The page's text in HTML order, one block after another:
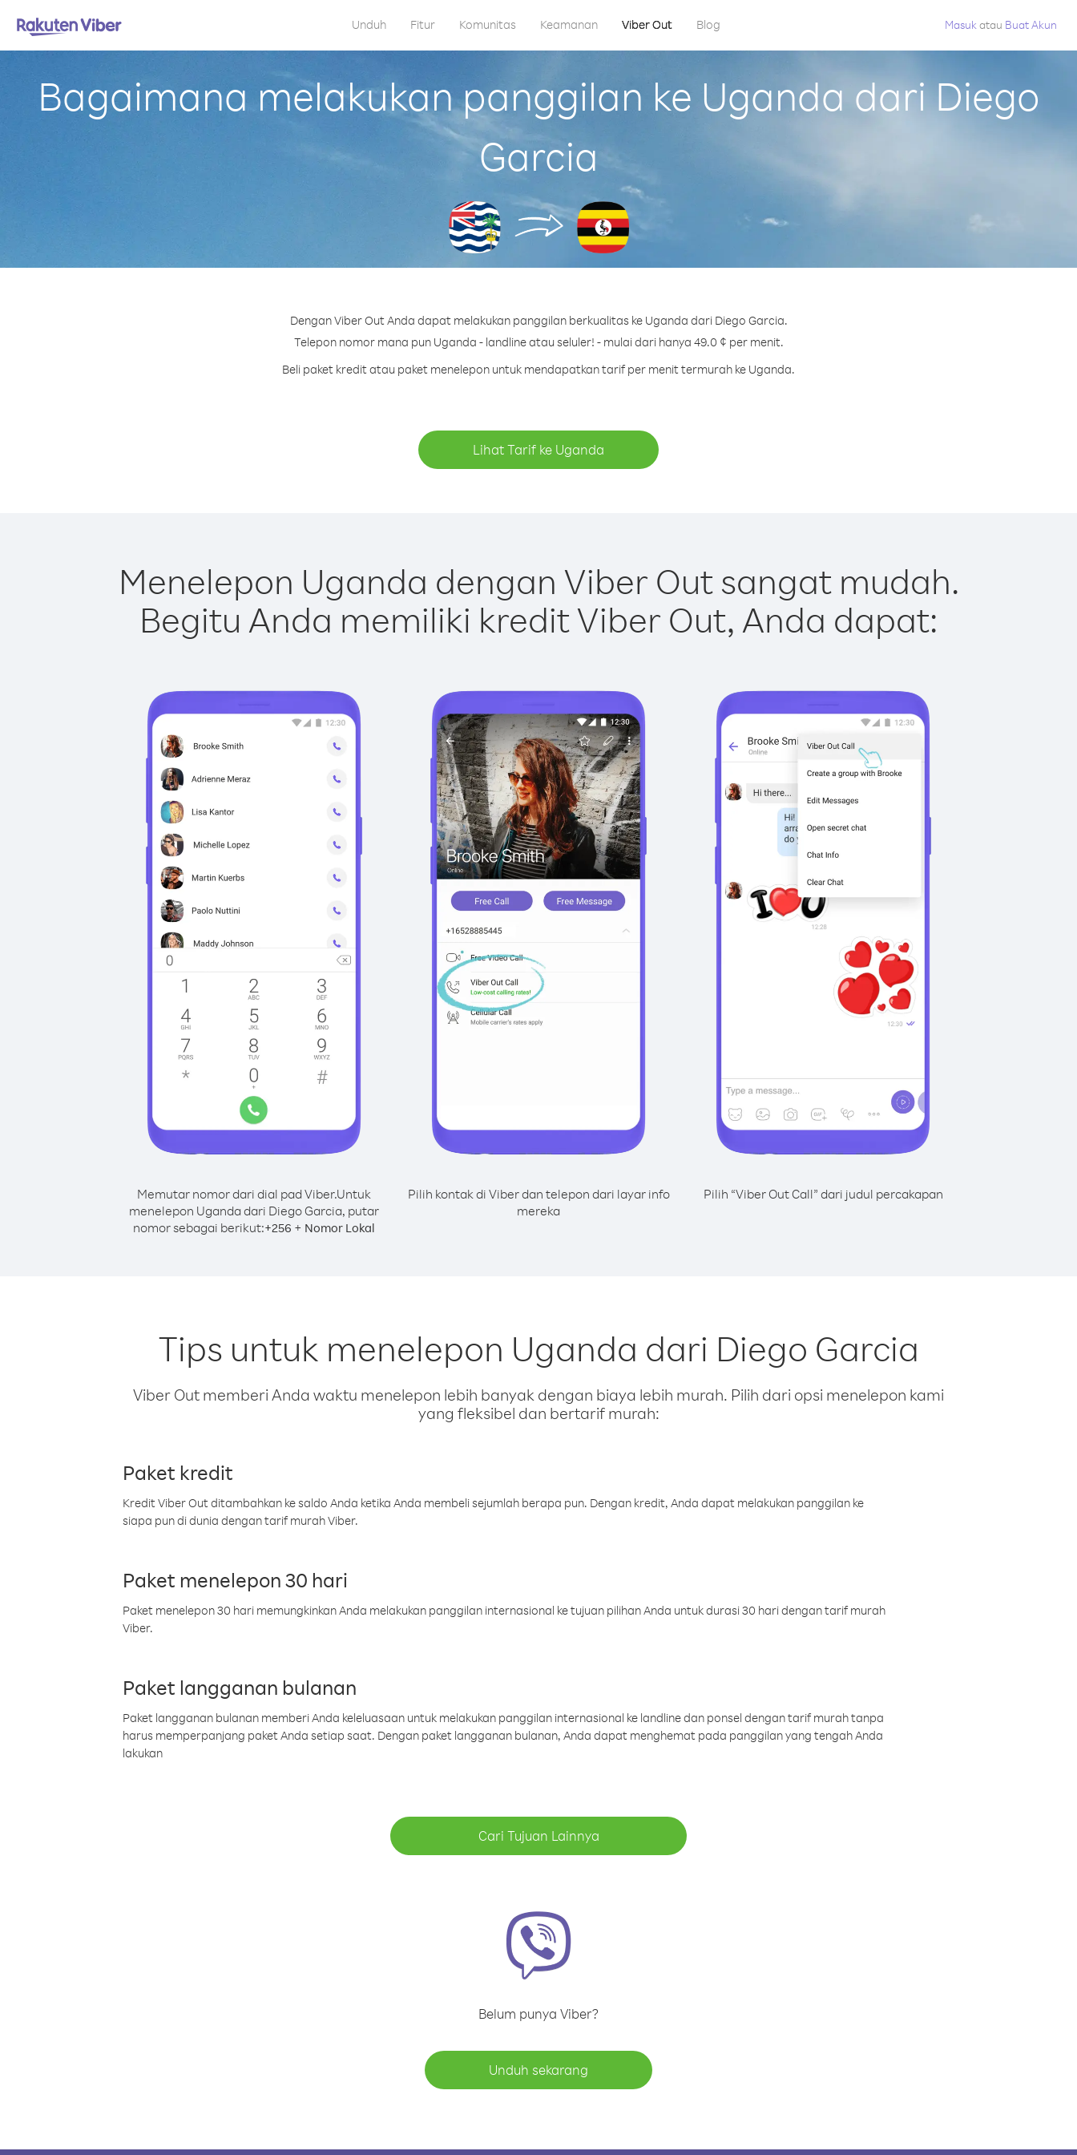
Unduh Fitur Komunitas Keamanan Viber Out Blog Masuk atau Buat Akun
Bagaimana melakukan panggilan ke Uganda dari Diego
Garcia
Dengan Viber Out Anda dapat melakukan panggilan berkualitas ke Uganda dari Diego Garcia.
Telepon nomor mana pun Uganda - landline atau seluler! - mulai dari hanya 49.0 ¢ per menit.
Beli paket kredit atau paket menelepon untuk mendapatkan tarif per menit termurah ke Uganda.
Lihat Tarif ke Uganda
Menelepon Uganda dengan Viber Out sangat mudah.
Begitu Anda memiliki kredit Viber Out, Anda dapat:
Memutar nomor dari dial pad Viber.Untuk
menelepon Uganda dari Diego Garcia, putar
nomor sebagai berikut:+256 + Nomor Lokal
Pilih kontak di Viber dan telepon dari layar info
mereka
Pilih “Viber Out Call” dari judul percakapan
Tips untuk menelepon Uganda dari Diego Garcia
Viber Out memberi Anda waktu menelepon lebih banyak dengan biaya lebih murah. Pilih dari opsi menelepon kami
yang fleksibel dan bertarif murah:
Paket kredit
Kredit Viber Out ditambahkan ke saldo Anda ketika Anda membeli sejumlah berapa pun. Dengan kredit, Anda dapat melakukan panggilan ke
siapa pun di dunia dengan tarif murah Viber.
Paket menelepon 30 hari
Paket menelepon 30 hari memungkinkan Anda melakukan panggilan internasional ke tujuan pilihan Anda untuk durasi 30 hari dengan tarif murah
Viber.
Paket langganan bulanan
Paket langganan bulanan memberi Anda keleluasaan untuk melakukan panggilan internasional ke landline dan ponsel dengan tarif murah tanpa
harus memperpanjang paket Anda setiap saat. Dengan paket langganan bulanan, Anda dapat menghemat pada panggilan yang tengah Anda
lakukan
Cari Tujuan Lainnya
Belum punya Viber?
Unduh sekarang